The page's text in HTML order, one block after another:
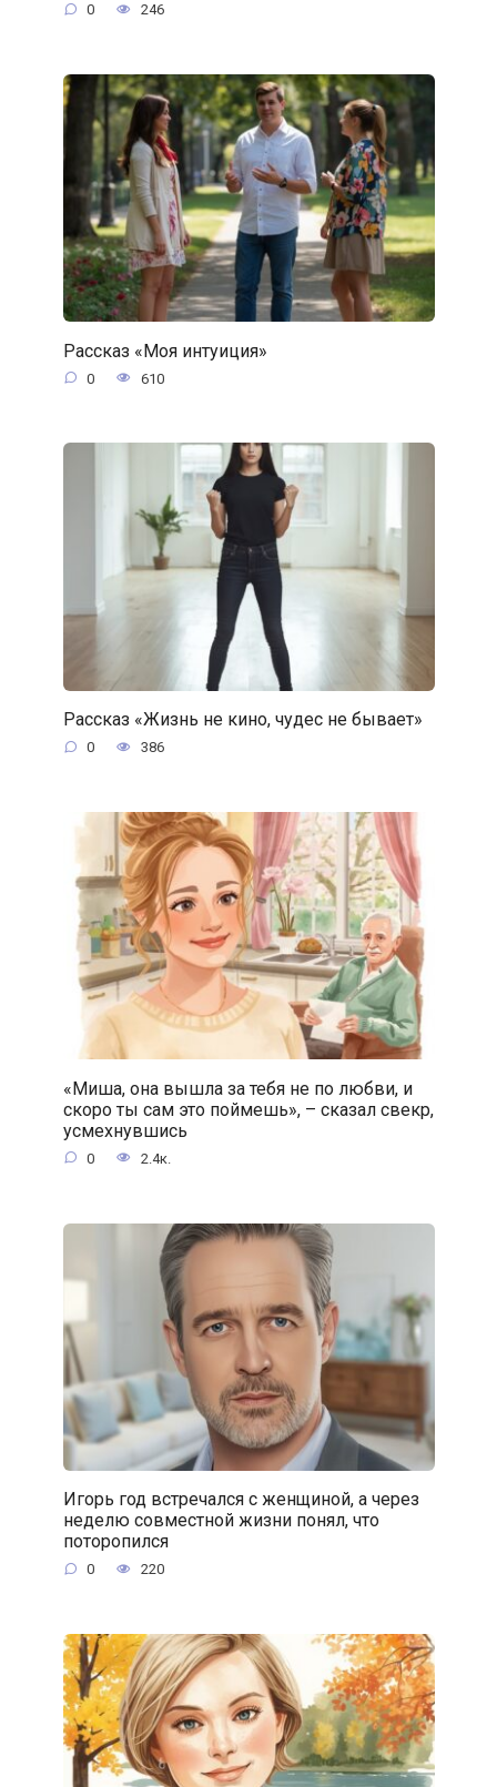
0 246
Рассказ «Моя интуиция»
0 610
Рассказ «Жизнь не кино, чудес не бывает»
0 386
«Миша, она вышла за тебя не по любви, и
скоро ты сам это поймешь», – сказал свекр,
усмехнувшись
0 2.4к.
Игорь год встречался с женщиной, а через
неделю совместной жизни понял, что
поторопился
0 220